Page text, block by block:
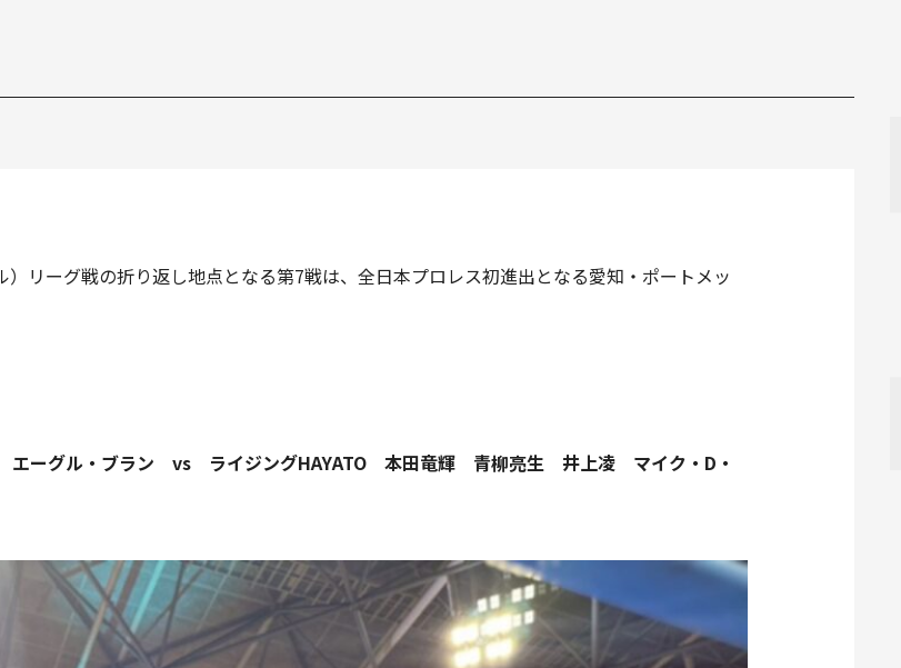
リーグ戦の折り返し地点となる第7戦は、全日本プロレス初進出となる愛知・ポートメッ
ーグル・ブラン vs ライジングHAYATO 本田竜輝 青柳亮生 井上凌 マイク・D・